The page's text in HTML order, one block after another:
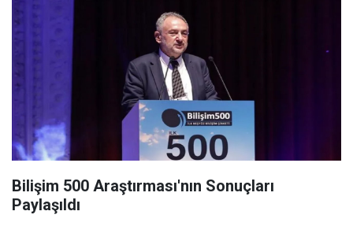
Bilişim 500 Araştırması'nın Sonuçları
Paylaşıldı